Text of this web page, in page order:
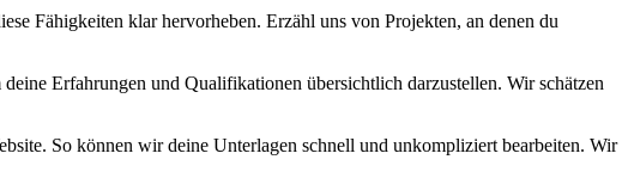
Fähigkeiten klar hervorheben. Erzähl uns von Projekten, an denen du
Erfahrungen und Qualifikationen übersichtlich darzustellen. Wir schätzen
So können wir deine Unterlagen schnell und unkompliziert bearbeiten. Wir